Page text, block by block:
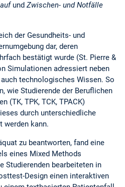
und Zwischen- und Notfälle
der Gesundheits- und
dar, deren
bestätigt wurde (St. Pierre &
Simulationen adressiert neben
technologisches Wissen. So
wie Studierende der Beruflichen
(TK, TPK, TCK, TPACK)
durch unterschiedliche
werden kann.
zu beantworten, fand eine
eines Mixed Methods
Studierenden bearbeiteten in
Design einen interaktiven